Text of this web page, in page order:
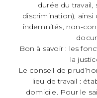
durée du
discrimination), ainsi
indemnités, non-
Bon à savoir : les
la
Le conseil de
lieu de travail :
domicile. Pour le